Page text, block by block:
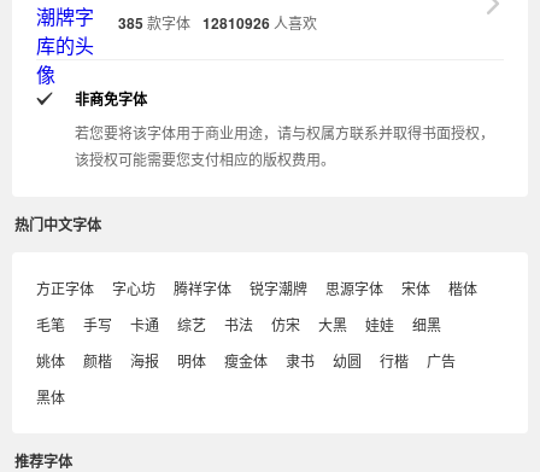
385 款字体 12810926 人喜欢
非商免字体
若您要将该字体用于商业用途，请与权属方联系并取得书面授权，
该授权可能需要您支付相应的版权费用。
热门中文字体
方正字体 字心坊 腾祥字体 锐字潮牌 思源字体 宋体
楷体
毛笔
手写 卡通 综艺 书法 仿宋 大黑 娃娃
细黑
姚体
颜楷 海报 明体 瘦金体 隶书 幼圆 行楷
广告
黑体
推荐字体